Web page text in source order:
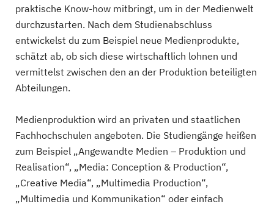
Technische Hochschule Ostwestfalen-Lippe
Medienproduktion
1 Studiengänge
praktische Know-how mitbringt, um in der Medienwelt
durchzustarten. Nach dem Studienabschluss
entwickelst du zum Beispiel neue Medienprodukte,
schätzt ab, ob sich diese wirtschaftlich lohnen und
vermittelst zwischen den an der Produktion beteiligten
Abteilungen.
Medienproduktion wird an privaten und staatlichen
Fachhochschulen angeboten. Die Studiengänge heißen
zum Beispiel „Angewandte Medien – Produktion und
Realisation“, „Media: Conception & Production“,
„Creative Media“, „Multimedia Production“,
„Multimedia und Kommunikation“ oder einfach